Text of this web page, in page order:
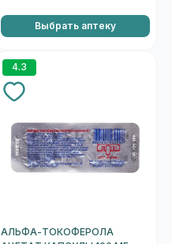
Выбрать аптеку
4.3
АЛЬФА-ТОКОФЕРОЛА